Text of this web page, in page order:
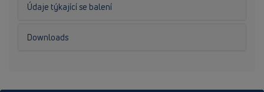
Údaje týkající se balení
Downloads